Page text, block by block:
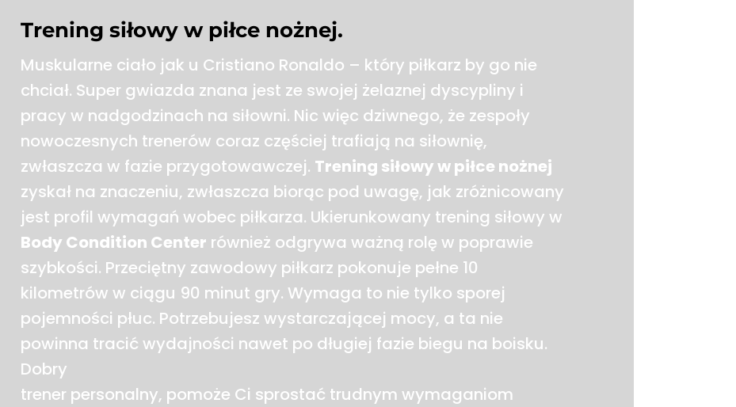
Trening siłowy w piłce nożnej.
Muskularne ciało jak u Cristiano Ronaldo – który piłkarz by go nie
chciał. Super gwiazda znana jest ze swojej żelaznej dyscypliny i
pracy w nadgodzinach na siłowni. Nic więc dziwnego, że zespoły
nowoczesnych trenerów coraz częściej trafiają na siłownię,
zwłaszcza w fazie przygotowawczej. Trening siłowy w piłce nożnej
zyskał na znaczeniu, zwłaszcza biorąc pod uwagę, jak zróżnicowany
jest profil wymagań wobec piłkarza. Ukierunkowany trening siłowy w
Body Condition Center również odgrywa ważną rolę w poprawie
szybkości. Przeciętny zawodowy piłkarz pokonuje pełne 10
kilometrów w ciągu 90 minut gry. Wymaga to nie tylko sporej
pojemności płuc. Potrzebujesz wystarczającej mocy, a ta nie
powinna tracić wydajności nawet po długiej fazie biegu na boisku.
Dobry
trener personalny, pomoże Ci sprostać trudnym wymaganiom